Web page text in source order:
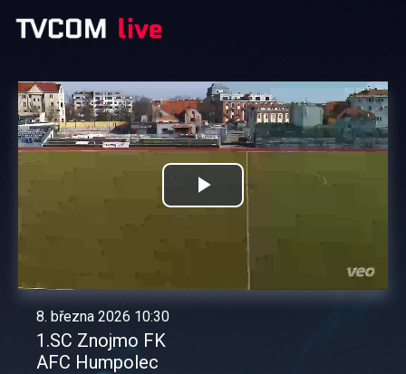
Přehrát
video
8. března 2026 10:30
1.SC Znojmo FK
AFC Humpolec